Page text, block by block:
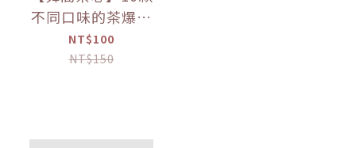
不同口味的茶爆米
花 60g 【優惠限
定】
NT$100
NT$150